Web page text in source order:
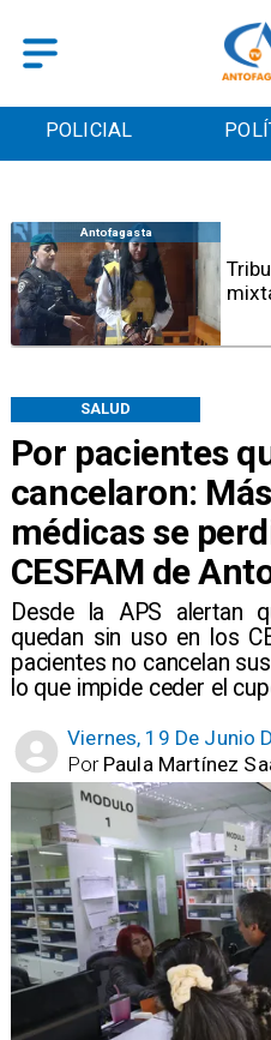
POLICIAL
Por pacientes
cancelaron:
médicas se
CESFAM de
Desde la APS alertan
quedan sin uso en los
pacientes no cancelan
lo que impide ceder el
SALUD
Viernes, 19 De Junio
Paula Martínez
Por
Antofagasta